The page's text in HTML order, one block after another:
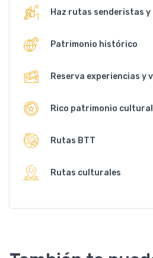
Haz rutas senderistas y
Patrimonio histórico
Reserva experiencias y
Rico patrimonio
Rutas BTT
Rutas culturales